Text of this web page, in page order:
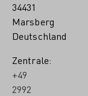
34431
Marsberg
Deutschland
Zentrale:
+49
2992